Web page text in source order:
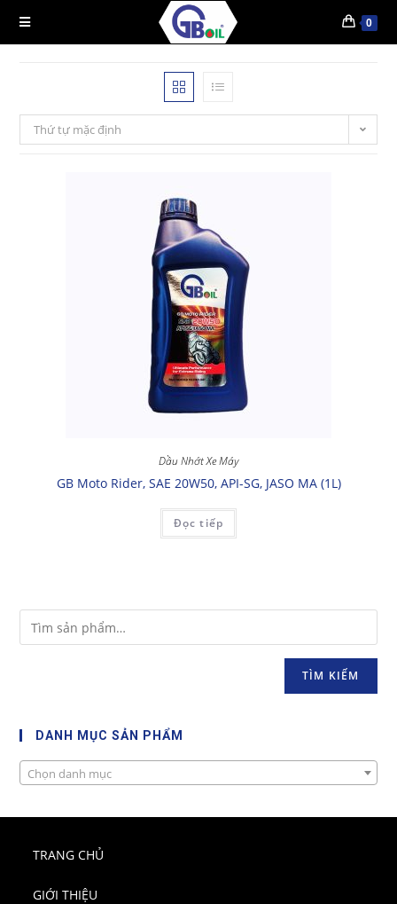
0
Thứ tự mặc định
Dầu Nhớt Xe Máy
GB Moto Rider, SAE 20W50, API-SG, JASO MA (1L)
Đọc tiếp
TÌM KIẾM
DANH MỤC SẢN PHẨM
Chọn danh mục
TRANG CHỦ
GIỚI THIỆU